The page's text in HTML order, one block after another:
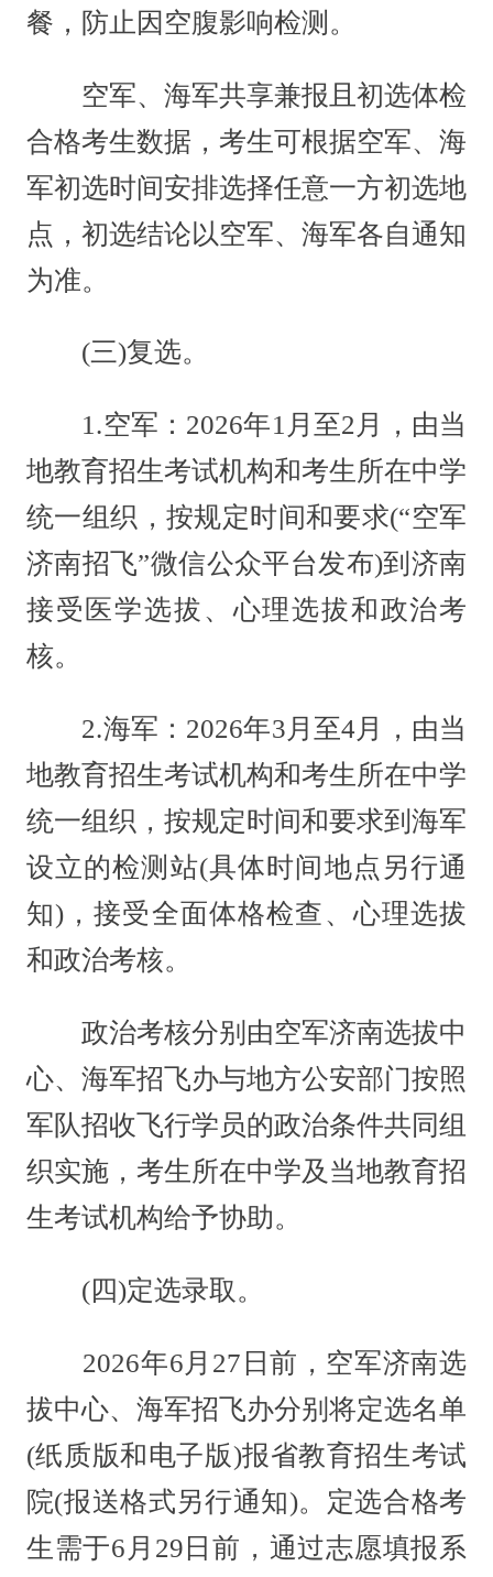
餐，防止因空腹影响检测。
空军、海军共享兼报且初选体检
合格考生数据，考生可根据空军、海
军初选时间安排选择任意一方初选地
点，初选结论以空军、海军各自通知
为准。
(三)复选。
1.空军：2026年1月至2月，由当
地教育招生考试机构和考生所在中学
统一组织，按规定时间和要求(“空军
济南招飞”微信公众平台发布)到济南
接受医学选拔、心理选拔和政治考
核。
2.海军：2026年3月至4月，由当
地教育招生考试机构和考生所在中学
统一组织，按规定时间和要求到海军
设立的检测站(具体时间地点另行通
知)，接受全面体格检查、心理选拔
和政治考核。
政治考核分别由空军济南选拔中
心、海军招飞办与地方公安部门按照
军队招收飞行学员的政治条件共同组
织实施，考生所在中学及当地教育招
生考试机构给予协助。
(四)定选录取。
2026年6月27日前，空军济南选
拔中心、海军招飞办分别将定选名单
(纸质版和电子版)报省教育招生考试
院(报送格式另行通知)。定选合格考
生需于6月29日前，通过志愿填报系